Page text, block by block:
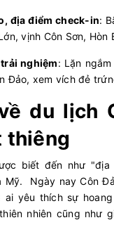
địa điểm check-in:
vịnh Côn Sơn, Hòn
nghiệm: Lặn
Đảo, xem vích đẻ
du lịch
thiêng
biết đến như "địa
Mỹ. Ngày nay Côn
ai yêu thích sự
nhiên cũng như